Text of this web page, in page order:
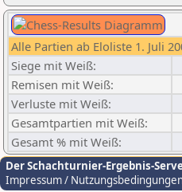
Alle Partien ab Eloliste 1. Juli
Siege mit Weiß:
Remisen mit Weiß:
Verluste mit Weiß:
Gesamtpartien mit Weiß:
Gesamt % mit Weiß:
Der Schachturnier-Ergebnis-
Impressum /